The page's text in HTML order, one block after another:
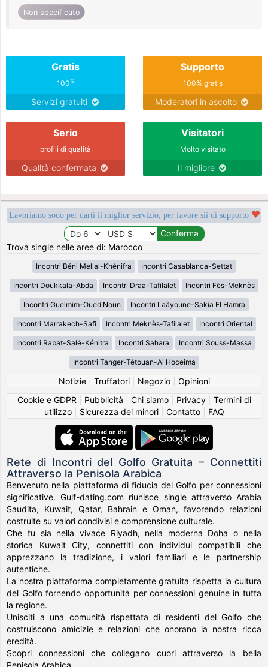
Non specificato
Gratis
100%
Servizi gratuiti
Supporto
100% gratis
Moderatori in ascolto
Serio
profili di qualità
Qualità confermata
Visitatori
Molto visitato
Il migliore
Lavoriamo sodo per darti il miglior servizio, per favore sii di supporto
Trova single nelle aree di: Marocco
Incontri Béni Mellal-Khénifra Incontri Casablanca-Settat
Incontri Doukkala-Abda Incontri Draa-Tafilalet Incontri Fès-Meknès
Incontri Guelmim-Oued Noun Incontri Laâyoune-Sakia El Hamra
Incontri Marrakech-Safi Incontri Meknès-Tafilalet Incontri Oriental
Incontri Rabat-Salé-Kénitra Incontri Sahara Incontri Souss-Massa
Incontri Tanger-Tétouan-Al Hoceima
Notizie| Truffatori| Negozio| Opinioni
Cookie e GDPR
Pubblicità Chi siamo| Privacy| Termini di
utilizzo| Sicurezza dei minori| Contatto| FAQ
Rete di Incontri del Golfo Gratuita – Connettiti
Attraverso la Penisola Arabica
Benvenuto nella piattaforma di fiducia del Golfo per connessioni
significative. Gulf-dating.com riunisce single attraverso Arabia
Saudita, Kuwait, Qatar, Bahrain e Oman, favorendo relazioni
costruite su valori condivisi e comprensione culturale.
Che tu sia nella vivace Riyadh, nella moderna Doha o nella
storica Kuwait City, connettiti con individui compatibili che
apprezzano la tradizione, i valori familiari e le partnership
autentiche.
La nostra piattaforma completamente gratuita rispetta la cultura
del Golfo fornendo opportunità per connessioni genuine in tutta
la regione.
Unisciti a una comunità rispettata di residenti del Golfo che
costruiscono amicizie e relazioni che onorano la nostra ricca
eredità.
Scopri connessioni che collegano cuori attraverso la bella
Penisola Arabica.